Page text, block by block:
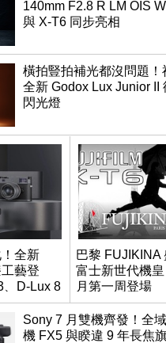
140mm F2.8 R LM OIS
與 X-T6 同步亮相
橫拍豎拍補光都沒問題！
全新 Godox Lux Junior II
閃光燈
全新
工藝登
、D-Lux 8
巴黎 FUJIKINA
富士新世代機
月第一周登場
Sony 7 月雙機齊發！全
機 FX5 與睽違 9 年長焦